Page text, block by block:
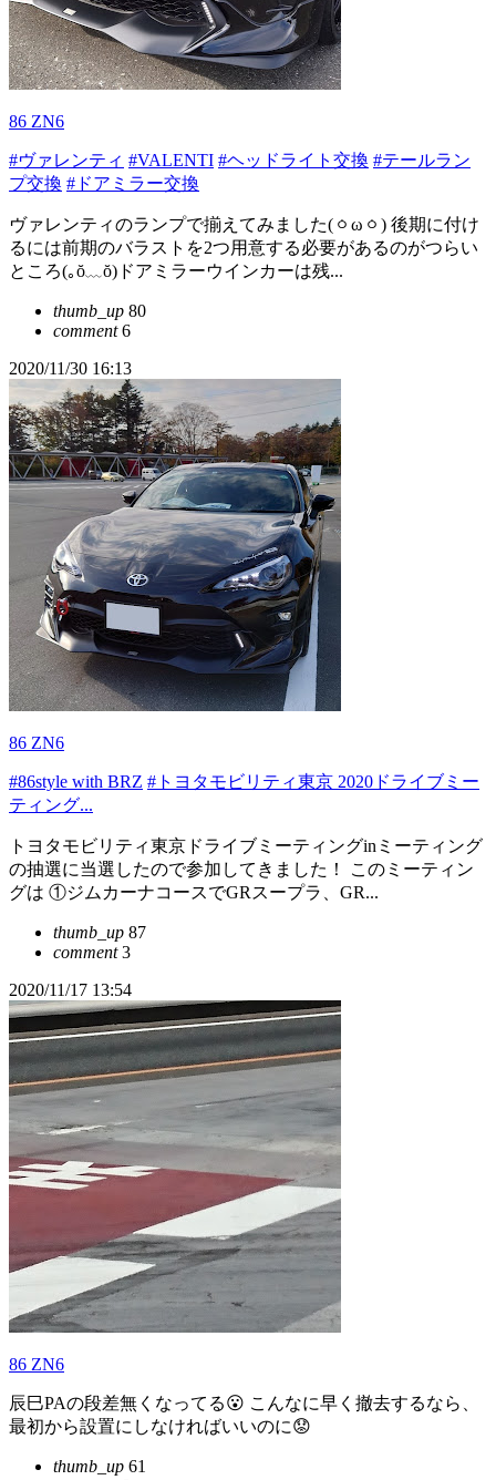
86 ZN6
#ヴァレンティ #VALENTI #ヘッドライト交換 #テールラン
プ交換 #ドアミラー交換
ヴァレンティのランプで揃えてみました(ㆁωㆁ) 後期に付け
るには前期のバラストを2つ用意する必要があるのがつらい
ところ(｡ŏ﹏ŏ)ドアミラーウインカーは残...
thumb_up 80
comment6
2020/11/30 16:13
86 ZN6
#86style with BRZ #トヨタモビリティ東京 2020ドライブミー
ティング...
トヨタモビリティ東京ドライブミーティングinミーティング
の抽選に当選したので参加してきました！ このミーティン
グは ①ジムカーナコースでGRスープラ、GR...
thumb_up 87
comment3
2020/11/17 13:54
86 ZN6
辰巳PAの段差無くなってる😮 こんなに早く撤去するなら、
最初から設置にしなければいいのに😟
thumb_up 61